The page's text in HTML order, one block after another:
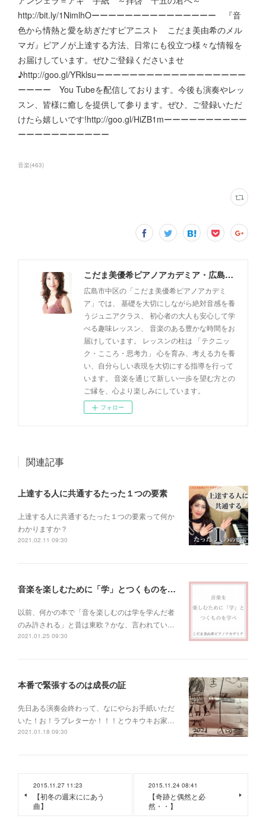
http://bit.ly/1NimlhOーーーーーーーーーーーーーーー 『音
色から情熱と愛を紡ぎだすピアニスト こだま美由希のメル
マガ』ピアノが上達する方法、日常にも役立つ様々な情報を
お届けしています。ぜひご登録くださいませ
♪http://goo.gl/YRklsuーーーーーーーーーーーーーーーーーー
ーーーー You Tubeを配信しております。今後も演奏やレッ
スン、皆様に癒しを提供して参ります。ぜひ、ご登録いただ
けたら嬉しいです!http://goo.gl/HiZB1mーーーーーーーーーー
ーーーーーーーーーーー
音楽(463)
こだま美優希ピアノアカデミア・広島市中区
広島市中区の「こだま美優希ピアノアカデミ
ア」では、 基礎を大切にしながら絶対音感を養
うジュニアクラス、 初心者の大人も安心して学
べる趣味レッスン、 音楽のある豊かな時間をお
届けしています。 レッスンの柱は 「テクニッ
ク・こころ・思考力」 心を育み、考える力を養
い、自分らしい表現を大切にする指導を行って
います。 音楽を通じて新しい一歩を望む方との
ご縁を、心より楽しみにしています。
フォロー
関連記事
上達する人に共通するたった１つの要素
上達する人に共通するたった１つの要素って何か
わかりますか？
2021.02.11 09:30
音楽を楽しむために「学」とつくものを学べ！
以前、何かの本で「音を楽しむのは学を学んだ者
のみ許される」と昔は東欧？かな、言われてい…
2021.01.25 09:30
本番で緊張するのは成長の証
先日ある演奏会終わって、なにやらお手紙いただ
いた！お！ラブレターか！！！とウキウキお家…
2021.01.18 09:30
2015.11.27 11:23
【初冬の週末ににあう
曲】
2015.11.24 08:41
【奇跡と偶然と必
然・・】